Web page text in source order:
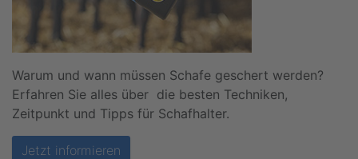
Warum und wann müssen Schafe geschert werden?
Erfahren Sie alles über die besten Techniken,
Zeitpunkt und Tipps für Schafhalter.
Jetzt informieren